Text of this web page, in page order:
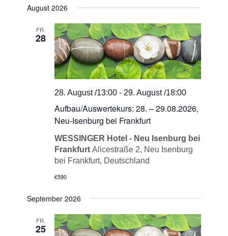
August 2026
FR.
28
Aufbau/Auswertekurs: 28. – 29.08.2026,
Neu-Isenburg bei Frankfurt
28. August /13:00 - 29. August /18:00
WESSINGER Hotel - Neu Isenburg bei
FrankfurtAlicestraße 2, Neu Isenburg
bei Frankfurt, Deutschland
€590
September 2026
FR.
25